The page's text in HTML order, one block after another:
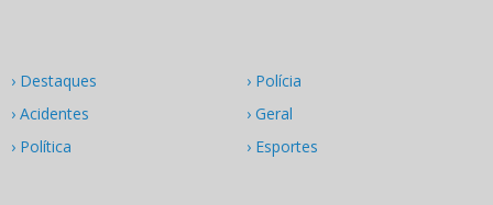
› Destaques
› Acidentes
› Política
› Polícia
› Geral
› Esportes